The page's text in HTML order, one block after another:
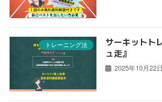
トレーニング法
サーキットト
ュ走』
2025年10月22日